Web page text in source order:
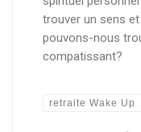
trouver un sens
pouvons-nous
compatissant?
retraite Wake Up